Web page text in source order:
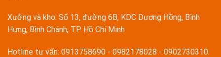
Xưởng và kho: Số 13, đường 6B, KDC Dương Hồng, Bình
Hưng, Bình Chánh, TP Hồ Chí Minh
Hotline tư vấn: 0913758690 - 0982178028 - 0902730310